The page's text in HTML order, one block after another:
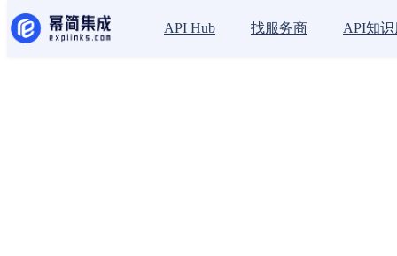
API Hub 找服务商 API知识